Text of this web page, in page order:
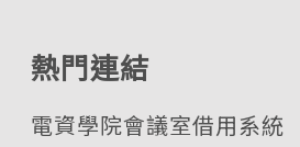
熱門連結
電資學院會議室借用系統